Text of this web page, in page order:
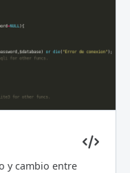
y cambio entre